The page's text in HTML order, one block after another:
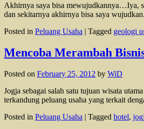
Akhirnya saya bisa mewujudkannya…Iya,
dan sekitarnya akhirnya bisa saya
Posted in Peluang Usaha | Tagged geologi
Mencoba Merambah
Posted on February 25, 2012 by WiD
Jogja sebagai salah satu tujuan wisata
terkandung peluang usaha yang terkait
Posted in Peluang Usaha | Tagged hotel,